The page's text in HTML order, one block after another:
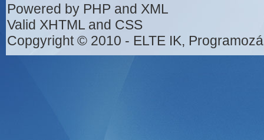
Powered by PHP and XML
Valid XHTML and CSS
Copgyright © 2010 - ELTE IK,